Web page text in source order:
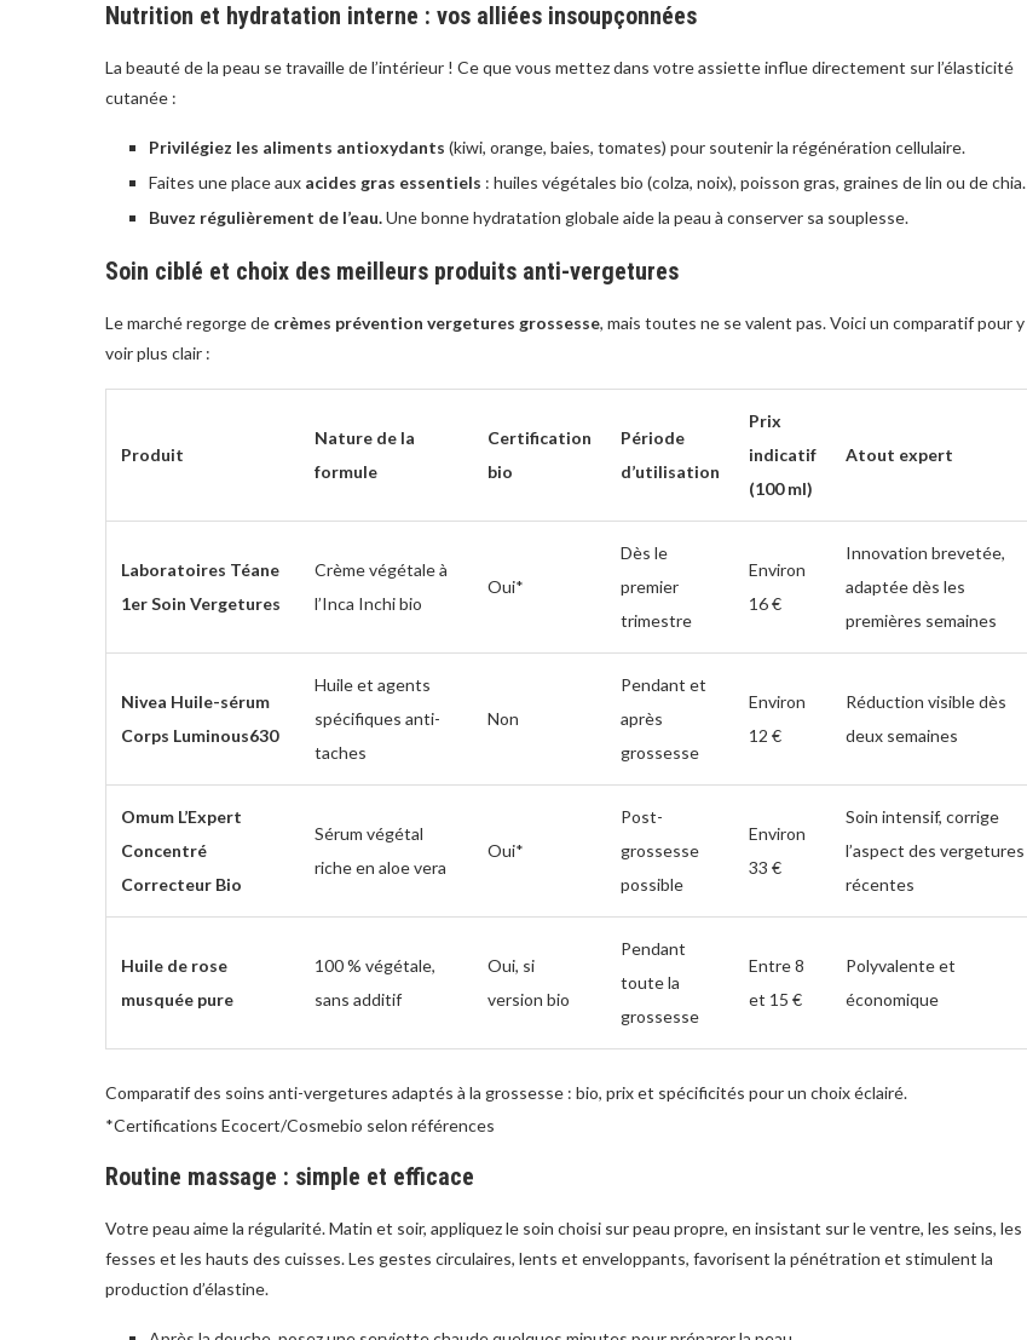
Nutrition et hydratation interne : vos alliées insoupçonnées
La beauté de la peau se travaille de l’intérieur ! Ce que vous mettez dans votre assiette influe directement sur l’élasticité
cutanée :
Privilégiez les aliments antioxydants (kiwi, orange, baies, tomates) pour soutenir la régénération cellulaire.
Faites une place aux acides gras essentiels : huiles végétales bio (colza, noix), poisson gras, graines de lin ou de chia.
Buvez régulièrement de l’eau.Une bonne hydratation globale aide la peau à conserver sa souplesse.
Soin ciblé et choix des meilleurs produits anti-vergetures
Le marché regorge de crèmes prévention vergetures grossesse, mais toutes ne se valent pas. Voici un comparatif pour y
voir plus clair :
Produit
Nature de la
formule
Certification
bio
Période
d’utilisation
Prix
indicatif
(100 ml)
Atout expert
Laboratoires Téane
1er Soin Vergetures
Crème végétale à
l’Inca Inchi bio
Oui*
Dès le
premier
trimestre
Environ
16 €
Innovation brevetée,
adaptée dès les
premières semaines
Nivea Huile-sérum
Corps Luminous630
Huile et agents
spécifiques anti-
taches
Non
Pendant et
après
grossesse
Environ
12 €
Réduction visible dès
deux semaines
Omum L’Expert
Concentré
Correcteur Bio
Sérum végétal
riche en aloe vera
Oui*
Post-
grossesse
possible
Environ
33 €
Soin intensif, corrige
l’aspect des vergetures
récentes
Huile de rose
musquée pure
100 % végétale,
sans additif
Oui, si
version bio
Pendant
toute la
grossesse
Entre 8
et 15 €
Polyvalente et
économique
Comparatif des soins anti-vergetures adaptés à la grossesse : bio, prix et spécificités pour un choix éclairé.
*Certifications Ecocert/Cosmebio selon références
Routine massage : simple et efficace
Votre peau aime la régularité. Matin et soir, appliquez le soin choisi sur peau propre, en insistant sur le ventre, les seins, les
fesses et les hauts des cuisses. Les gestes circulaires, lents et enveloppants, favorisent la pénétration et stimulent la
production d’élastine.